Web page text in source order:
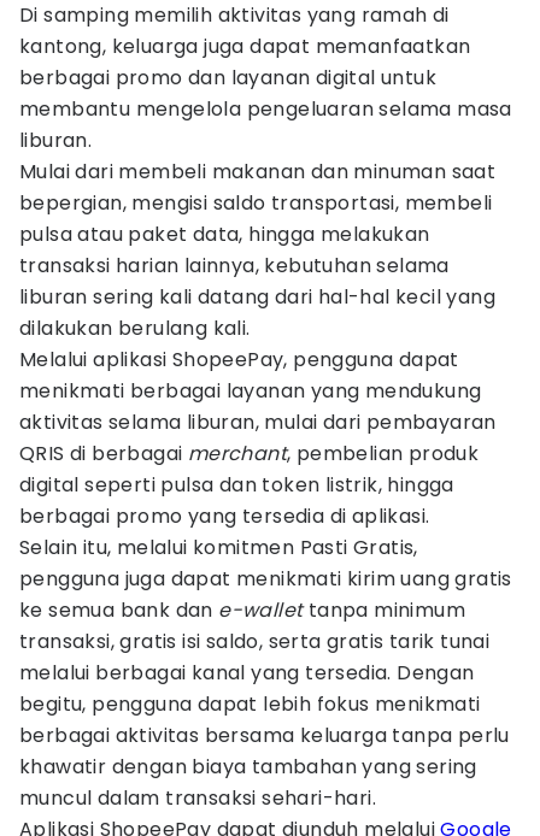
Di samping memilih aktivitas yang ramah di
kantong, keluarga juga dapat memanfaatkan
berbagai promo dan layanan digital untuk
membantu mengelola pengeluaran selama masa
liburan.
Mulai dari membeli makanan dan minuman saat
bepergian, mengisi saldo transportasi, membeli
pulsa atau paket data, hingga melakukan
transaksi harian lainnya, kebutuhan selama
liburan sering kali datang dari hal-hal kecil yang
dilakukan berulang kali.
Melalui aplikasi ShopeePay, pengguna dapat
menikmati berbagai layanan yang mendukung
aktivitas selama liburan, mulai dari pembayaran
QRIS di berbagai merchant, pembelian produk
digital seperti pulsa dan token listrik, hingga
berbagai promo yang tersedia di aplikasi.
Selain itu, melalui komitmen Pasti Gratis,
pengguna juga dapat menikmati kirim uang gratis
ke semua bank dan e-wallettanpa minimum
transaksi, gratis isi saldo, serta gratis tarik tunai
melalui berbagai kanal yang tersedia. Dengan
begitu, pengguna dapat lebih fokus menikmati
berbagai aktivitas bersama keluarga tanpa perlu
khawatir dengan biaya tambahan yang sering
muncul dalam transaksi sehari-hari.
Aplikasi ShopeePay dapat diunduh melaluiGoogle